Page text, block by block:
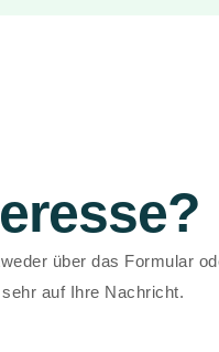
über das Formular
auf Ihre Nachricht.